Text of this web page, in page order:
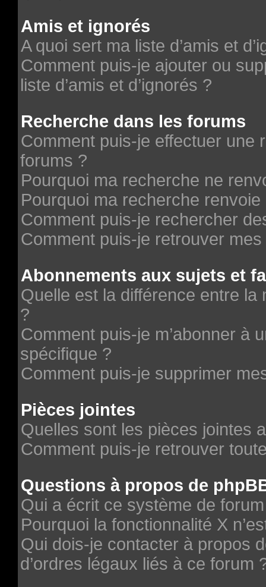
Amis et ignorés
A quoi sert ma liste d’amis et
Comment puis-je ajouter ou
liste d’amis et d’ignorés ?
Recherche dans les forums
Comment puis-je effectuer une
forums ?
Pourquoi ma recherche ne
Pourquoi ma recherche
Comment puis-je rechercher
Comment puis-je retrouver
Abonnements aux sujets et
Quelle est la différence entre la
?
Comment puis-je m’abonner à
spécifique ?
Comment puis-je supprimer
Pièces jointes
Quelles sont les pièces jointes
Comment puis-je retrouver
Questions à propos de
Qui a écrit ce système de
Pourquoi la fonctionnalité X
Qui dois-je contacter à propos
d’ordres légaux liés à ce forum